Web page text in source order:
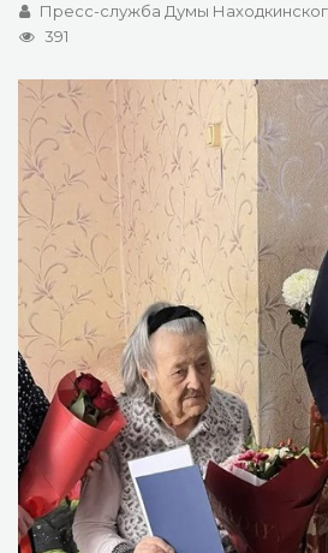
Пресс-служба Думы
391